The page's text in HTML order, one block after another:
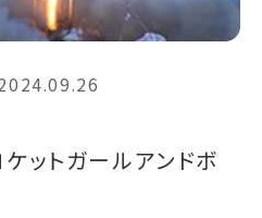
ットガールアンドボ